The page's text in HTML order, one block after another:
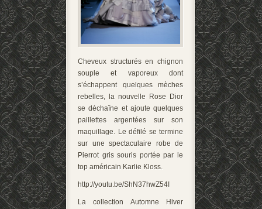
Cheveux structurés en chignon
souple et vaporeux dont
s’échappent quelques mèches
rebelles, la nouvelle Rose Dior
se déchaîne et ajoute quelques
paillettes argentées sur son
maquillage. Le défilé se termine
sur une spectaculaire robe de
Pierrot gris souris portée par le
top américain Karlie Kloss.
http://youtu.be/ShN37hwZ54I
La collection Automne Hiver